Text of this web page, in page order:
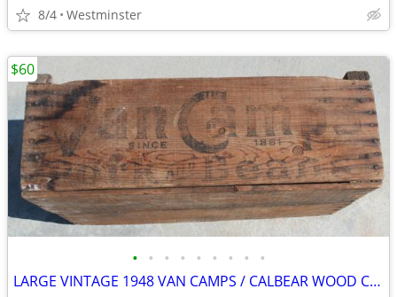
8/4 Westminster
• • • • • • • • •
LARGE VINTAGE 1948 VAN CAMPS / CALBEAR WOOD CRATE PORK & BEANS
$60